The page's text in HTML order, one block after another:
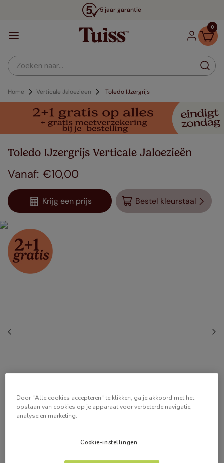
5 jaar garantie
0
Zoeken naar...
Home Verticale Jaloezieen Toledo IJzergrijs
Toledo IJzergrijs Verticale Jaloezieën
€10,00
Krijg een prijs Bestel kleurstaal
Door "Alle cookies accepteren" te klikken, ga je akkoord met het
opslaan van cookies op je apparaat voor verbeterde navigatie,
analyse en marketing.
Cookie-instellingen